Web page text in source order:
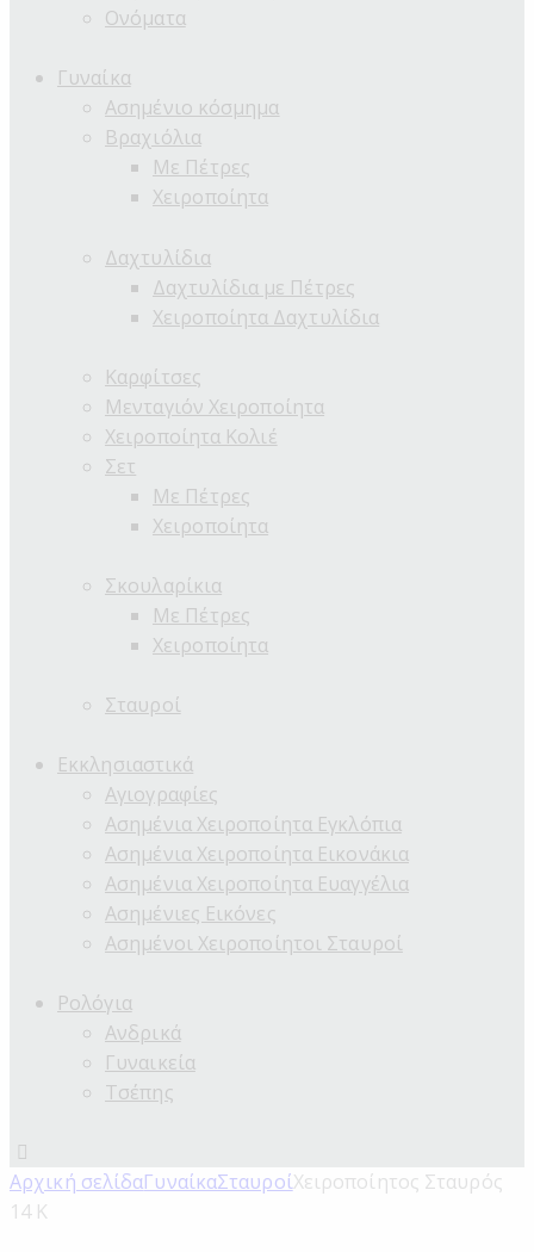
Ονόματα
Γυναίκα
Ασημένιο κόσμημα
Βραχιόλια
Με Πέτρες
Χειροποίητα
Δαχτυλίδια
Δαχτυλίδια με Πέτρες
Χειροποίητα Δαχτυλίδια
Καρφίτσες
Μενταγιόν Χειροποίητα
Χειροποίητα Κολιέ
Σετ
Με Πέτρες
Χειροποίητα
Σκουλαρίκια
Με Πέτρες
Χειροποίητα
Σταυροί
Εκκλησιαστικά
Αγιογραφίες
Ασημένια Χειροποίητα Εγκλόπια
Ασημένια Χειροποίητα Εικονάκια
Ασημένια Χειροποίητα Ευαγγέλια
Ασημένιες Εικόνες
Ασημένοι Χειροποίητοι Σταυροί
Ρολόγια
Ανδρικά
Γυναικεία
Τσέπης
Αρχική σελίδαΓυναίκαΣταυροίΧειροποίητος Σταυρός
14 Κ